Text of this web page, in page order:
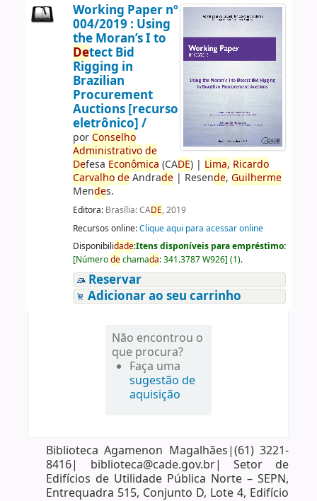
Working Paper nº
004/2019 : Using
the Moran’s I to
Detect Bid
Rigging in
Brazilian
Procurement
Auctions [recurso
eletrônico] /
porConselho
Administrativo de
Defesa Econômica (CADE)| Lima, Ricardo
Carvalho deAndrade| Resende, Guilherme
Mendes.
Editora: Brasília: CADE, 2019
Recursos online:Clique aqui para acessar online
Disponibilidade:Itens disponíveis para empréstimo:
[Númerodechamada:341.3787 W926] (1).
Reservar
Adicionar ao seu carrinho
Não encontrou o
que procura?
Faça uma
sugestão de
aquisição
Biblioteca Agamenon Magalhães|(61) 3221-
8416| biblioteca@cade.gov.br| Setor de
Edifícios de Utilidade Pública Norte – SEPN,
Entrequadra 515, Conjunto D, Lote 4, Edifício